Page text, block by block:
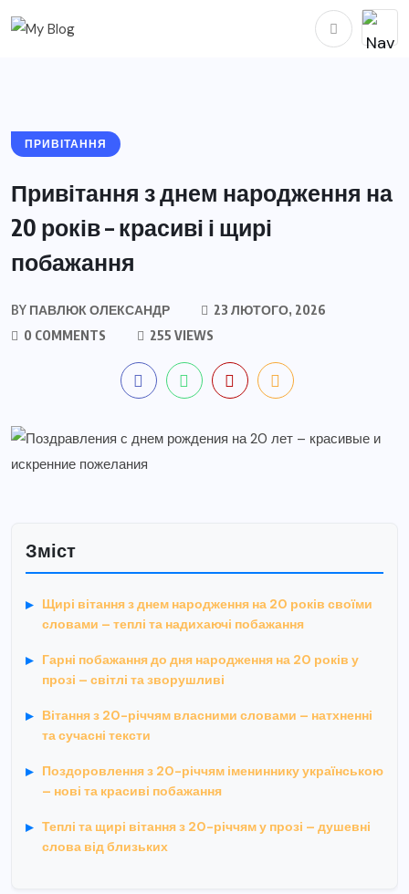
ПРИВІТАННЯ
Привітання з днем народження на
20 років – красиві і щирі
побажання
BY ПАВЛЮК ОЛЕКСАНДР
23 ЛЮТОГО, 2026
0 COMMENTS
255 VIEWS
Зміст
Щирі вітання з днем народження на 20 років своїми
словами – теплі та надихаючі побажання
Гарні побажання до дня народження на 20 років у
прозі – світлі та зворушливі
Вітання з 20-річчям власними словами – натхненні
та сучасні тексти
Поздоровлення з 20-річчям імениннику українською
– нові та красиві побажання
Теплі та щирі вітання з 20-річчям у прозі – душевні
слова від близьких